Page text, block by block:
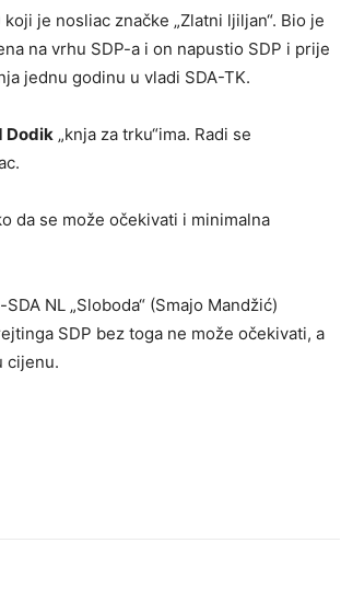
je nosliac značke „Zlatni ljiljan“. Bio je
na vrhu SDP-a i on napustio SDP i prije
jednu godinu u vladi SDA-TK.
Dodik „knja za trku“ima. Radi se
da se može očekivati i minimalna
NL „Sloboda“ (Smajo Mandžić)
SDP bez toga ne može očekivati, a
cijenu.